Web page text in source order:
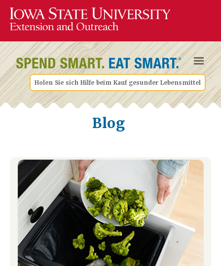
Holen Sie sich Hilfe beim Kauf gesunder Lebensmittel
Blog